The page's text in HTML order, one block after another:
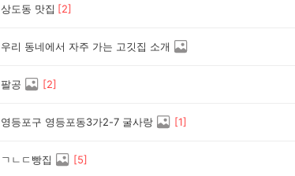
상도동 맛집 [2]
우리 동네에서 자주 가는 고깃집 소개
팔공 [2]
영등포구 영등포동3가2-7 굴사랑 [1]
ㄱㄴㄷ빵집 [5]